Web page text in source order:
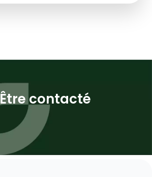
Être contacté